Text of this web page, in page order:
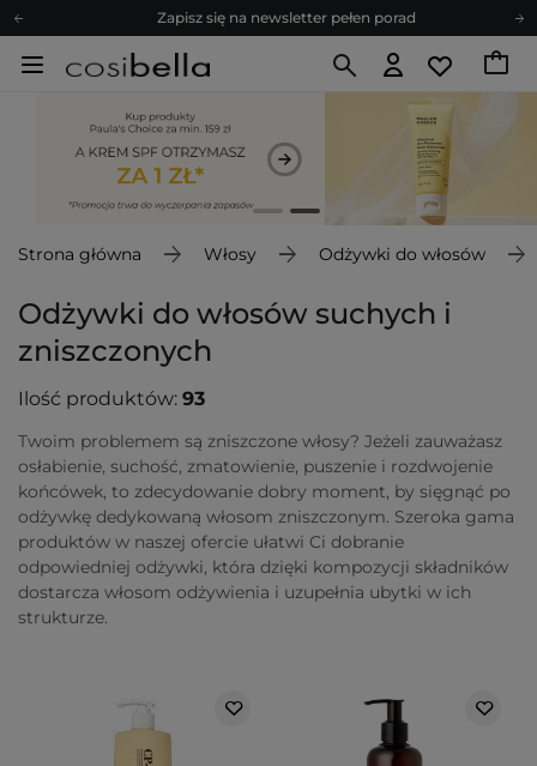
Zapisz się na newsletter pełen porad
Bezpłatne konsultacje kosmetologiczne
Poleć nas i zyskaj jeszcze więcej punktów
Zapisz się na newsletter pełen porad
Strona główna Włosy Odżywki do włosów
Odżywki do włosów suchych i
zniszczonych
Ilość produktów: 93
Twoim problemem są zniszczone włosy? Jeżeli zauważasz
osłabienie, suchość, zmatowienie, puszenie i rozdwojenie
końcówek, to zdecydowanie dobry moment, by sięgnąć po
odżywkę dedykowaną włosom zniszczonym. Szeroka gama
produktów w naszej ofercie ułatwi Ci dobranie
odpowiedniej odżywki, która dzięki kompozycji składników
dostarcza włosom odżywienia i uzupełnia ubytki w ich
strukturze.